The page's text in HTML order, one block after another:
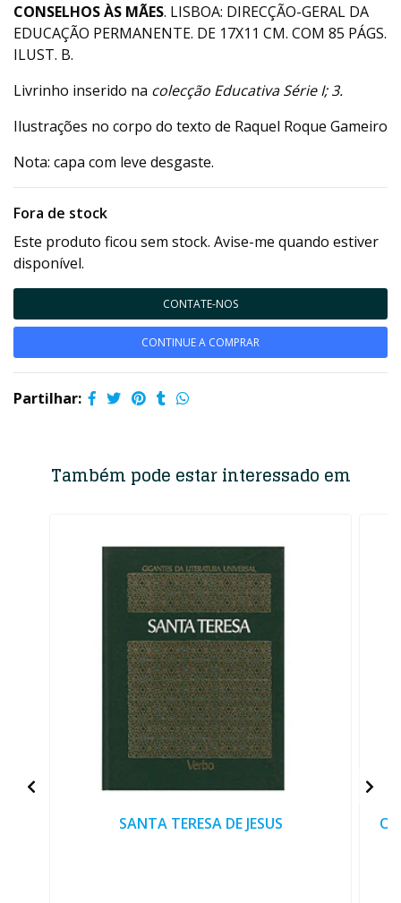
CONSELHOS ÀS MÃES. LISBOA: DIRECÇÃO-GERAL DA
EDUCAÇÃO PERMANENTE. DE 17X11 CM. COM 85 PÁGS.
ILUST. B.
Livrinho inserido na colecção Educativa Série I; 3.
Ilustrações no corpo do texto de Raquel Roque Gameiro
Nota: capa com leve desgaste.
Fora de stock
Este produto ficou sem stock. Avise-me quando estiver
disponível.
CONTATE-NOS
CONTINUE A COMPRAR
Partilhar:
Também pode estar interessado em
SANTA TERESA DE JESUS O